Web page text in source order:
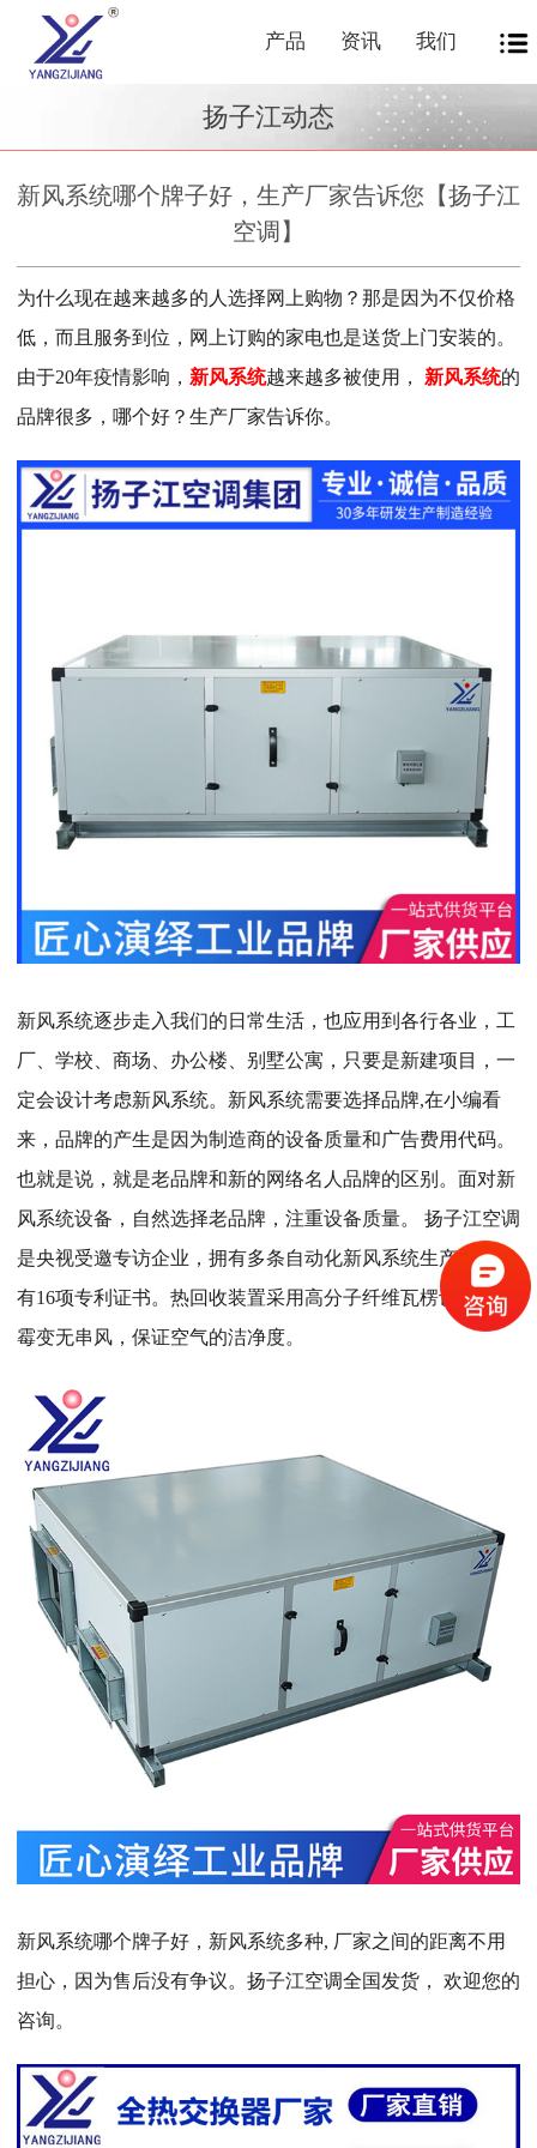
产品 资讯 我们
扬子江动态
新风系统哪个牌子好，生产厂家告诉您【扬子江
空调】
为什么现在越来越多的人选择网上购物？那是因为不仅价格
低，而且服务到位，网上订购的家电也是送货上门安装的。
由于20年疫情影响， 新风系统越来越多被使用， 新风系统的
品牌很多，哪个好？生产厂家告诉你。
新风系统逐步走入我们的日常生活，也应用到各行各业，工
厂、学校、商场、办公楼、别墅公寓，只要是新建项目，一
定会设计考虑新风系统。新风系统需要选择品牌,在小编看
来，品牌的产生是因为制造商的设备质量和广告费用代码。
也就是说，就是老品牌和新的网络名人品牌的区别。面对新
风系统设备，自然选择老品牌，注重设备质量。 扬子江空调
是央视受邀专访企业，拥有多条自动化新风系统生产线，拥
有16项专利证书。热回收装置采用高分子纤维瓦楞设计，不
霉变无串风，保证空气的洁净度。
新风系统哪个牌子好，新风系统多种, 厂家之间的距离不用
担心，因为售后没有争议。扬子江空调全国发货， 欢迎您的
咨询。